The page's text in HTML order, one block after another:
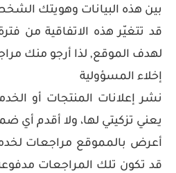
بين هذه البيانات وهويتك
قد تتغيّر هذه الاتفاقية من
لهدف الموقع, لذا أرجو منك
إخلاء المسؤولية
نشر إعلانات المنتجات أو
يعني تزكيتي لها، ولا أقدم
أعرض بالمموقع مراجعات
قد تكون تلك المراجعات